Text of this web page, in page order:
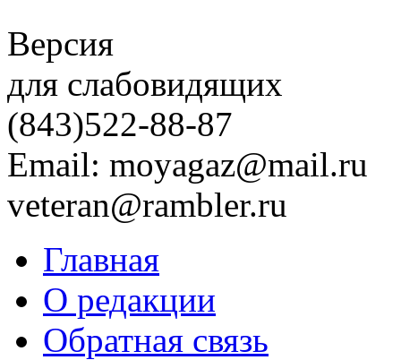
Версия
для слабовидящих
(843)522-88-87
Email: moyagaz@mail.ru
veteran@rambler.ru
Главная
О редакции
Обратная связь